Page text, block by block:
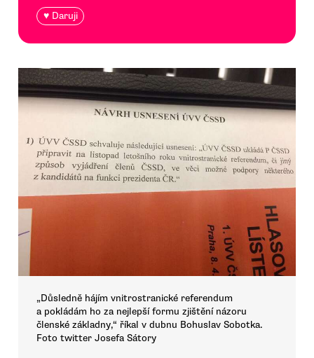
♥ Daruji
„Důsledně hájím vnitrostranické referendum
a pokládám ho za nejlepší formu zjištění názoru
členské základny,“ říkal v dubnu Bohuslav Sobotka.
Foto twitter Josefa Sátory